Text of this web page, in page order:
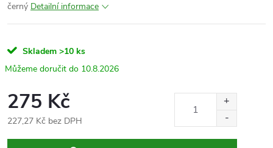
černý Detailní informace
Skladem >10 ks
10.8.2026
275 Kč
227,27 Kč bez DPH